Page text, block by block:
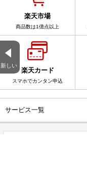
新しい
楽天市場
商品数は1億点以上
楽天カード
スマホでカンタン申込
サービス一覧